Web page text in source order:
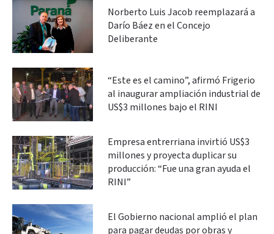
Norberto Luis Jacob reemplazará a
Darío Báez en el Concejo
Deliberante
“Este es el camino”, afirmó Frigerio
al inaugurar ampliación industrial de
US$3 millones bajo el RINI
Empresa entrerriana invirtió US$3
millones y proyecta duplicar su
producción: “Fue una gran ayuda el
RINI”
El Gobierno nacional amplió el plan
para pagar deudas por obras y